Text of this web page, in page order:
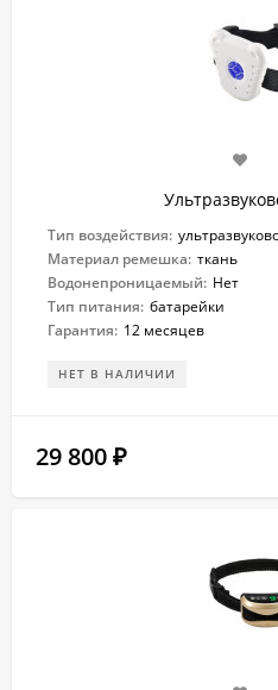
Тип воздействия:
Материал ремешка: ткань
Водонепроницаемый: Нет
Тип питания: батарейки
Гарантия: 12 месяцев
НЕТ В НАЛИЧИИ
29 800 ₽